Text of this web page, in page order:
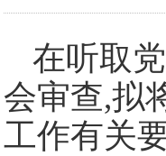
在听取
会审查,拟
工作有关